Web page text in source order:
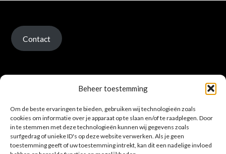
Beheer toestemming
Om de beste ervaringen te bieden, gebruiken wij technologieën zoals
cookies om informatie over je apparaat op te slaan en/of te raadplegen. Door
in te stemmen met deze technologieën kunnen wij gegevens zoals
surfgedrag of unieke ID's op deze website verwerken. Als je geen
toestemming geeft of uw toestemming intrekt, kan dit een nadelige invloed
Contact
Verzenden en retour